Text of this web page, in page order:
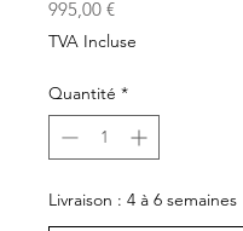
995,00 €Prix
TVA Incluse
Quantité *
Livraison : 4 à 6 semaines